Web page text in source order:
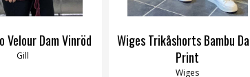
Velour Dam Vinröd
Gill
Wiges Trikåshorts Bambu
Print
Wiges